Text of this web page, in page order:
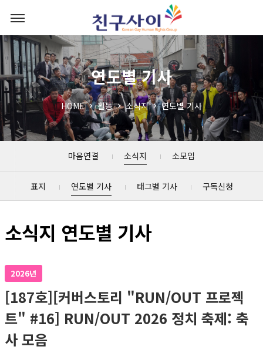
연도별 기사
HOME 활동 소식지 연도별 기사
마음연결 소식지 소모임
표지 연도별 기사 태그별 기사 구독신청
소식지 연도별 기사
2026년
[187호][커버스토리 "RUN/OUT 프로젝
트" #16] RUN/OUT 2026 정치 축제: 축
사 모음